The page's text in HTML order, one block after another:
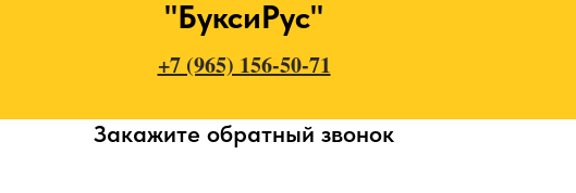
"БуксиРус"
+7 (965) 156-50-71
Закажите обратный звонок